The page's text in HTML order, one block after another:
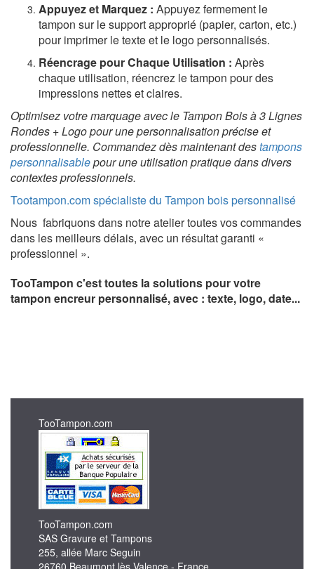
Appuyez et Marquez : Appuyez fermement le
tampon sur le support approprié (papier, carton, etc.)
pour imprimer le texte et le logo personnalisés.
Réencrage pour Chaque Utilisation : Après
chaque utilisation, réencrez le tampon pour des
impressions nettes et claires.
Optimisez votre marquage avec le Tampon Bois à 3 Lignes
Rondes + Logo pour une personnalisation précise et
professionnelle. Commandez dès maintenant destampons
personnalisablepour une utilisation pratique dans divers
contextes professionnels.
Tootampon.com spécialiste du Tampon bois personnalisé
Nous fabriquons dans notre atelier toutes vos commandes
dans les meilleurs délais, avec un résultat garanti «
professionnel ».
TooTampon c'est toutes la solutions pour votre
tampon encreur personnalisé, avec : texte, logo, date...
TooTampon.com
TooTampon.com
SAS Gravure et Tampons
255, allée Marc Seguin